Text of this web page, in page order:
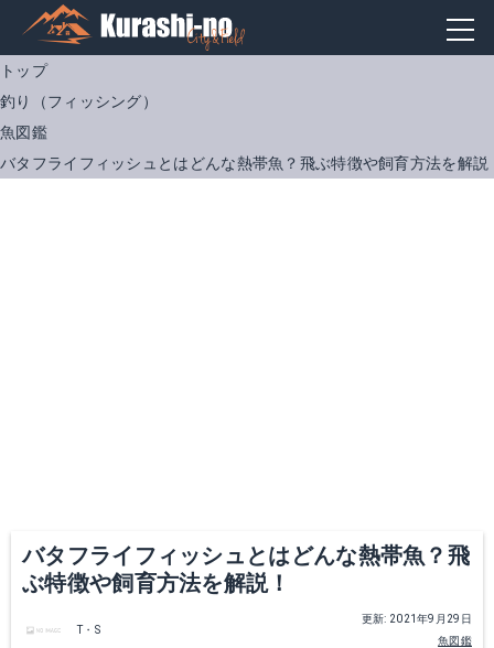
トップ
釣り（フィッシング）
魚図鑑
バタフライフィッシュとはどんな熱帯魚？飛ぶ特徴や飼育方法を解説
バタフライフィッシュとはどんな熱帯魚？飛
ぶ特徴や飼育方法を解説！
更新: 2021年9月29日
魚図鑑
T・S